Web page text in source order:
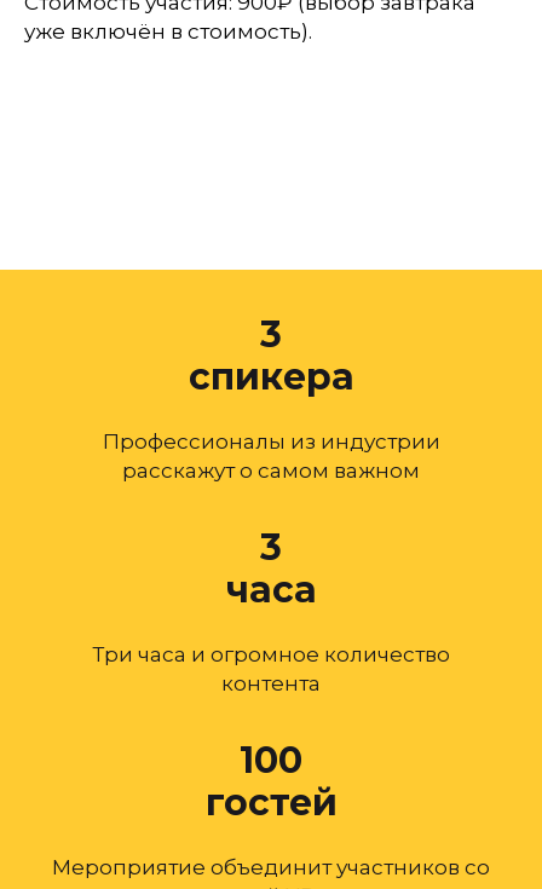
уже включён в стоимость).
3
спикера
Профессионалы из индустрии
расскажут о самом важном
3
часа
Три часа и огромное количество
контента
100
гостей
Мероприятие объединит участников со